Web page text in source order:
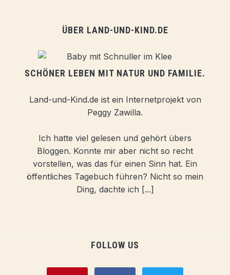
ÜBER LAND-UND-KIND.DE
SCHÖNER LEBEN MIT NATUR UND FAMILIE.
Land-und-Kind.de ist ein Internetprojekt von
Peggy Zawilla.
Ich hatte viel gelesen und gehört übers
Bloggen. Konnte mir aber nicht so recht
vorstellen, was das für einen Sinn hat. Ein
öffentliches Tagebuch führen? Nicht so mein
Ding, dachte ich [...]
FOLLOW US